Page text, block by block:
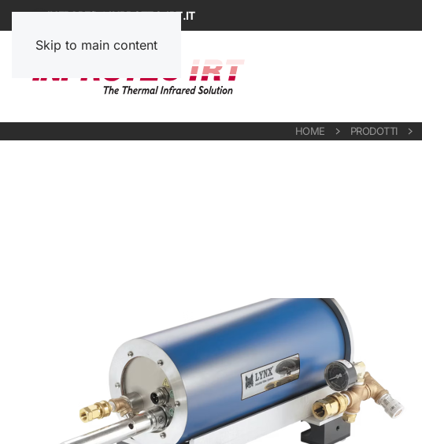
Skip to main content
INFRARED@INPROTEC-IRT.IT
HOME PRODOTTI